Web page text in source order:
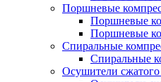
Поршневые
Поршневые
Поршневые
Спиральные
Спиральные
Осушители сжатого